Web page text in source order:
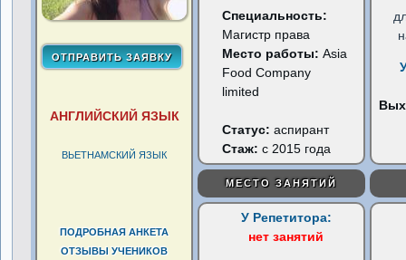
АНГЛИЙСКИЙ ЯЗЫК
ВЬЕТНАМСКИЙ ЯЗЫК
ПОДРОБНАЯ АНКЕТА
ОТЗЫВЫ УЧЕНИКОВ
Специальность:
Магистр права
Место работы: Asia
Food Company
limited
Статус:аспирант
Стаж: с 2015 года
МЕСТО ЗАНЯТИЙ
У Репетитора:
нет занятий